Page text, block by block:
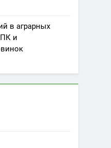
в аграрных
и